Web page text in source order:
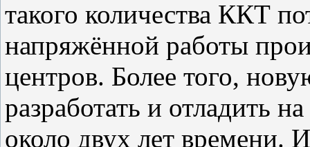
такого количества ККТ
напряжённой работы
центров. Более того,
разработать и отладить
около двух лет времени.